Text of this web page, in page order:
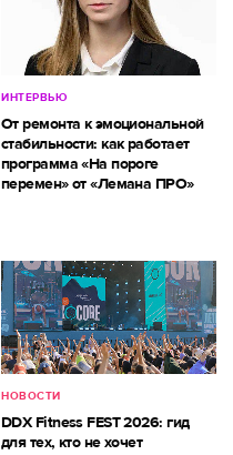
ИНТЕРВЬЮ
От ремонта к эмоциональной
стабильности: как работает
программа «На пороге
перемен» от «Лемана ПРО»
НОВОСТИ
DDX Fitness FEST 2026: гид
для тех, кто не хочет